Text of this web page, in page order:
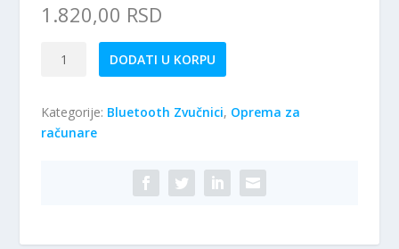
1.820,00 RSD
Bluetooth
LED
lampom
DODATI U KORPU
Kategorije: Bluetooth Zvučnici, Oprema za
računare